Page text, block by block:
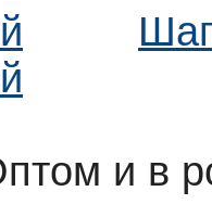
и в